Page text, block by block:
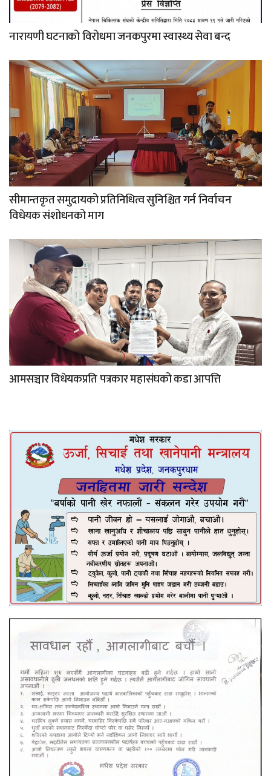
नारायणी घटनाको विरोधमा जनकपुरमा स्वास्थ्य सेवा बन्द
सीमान्तकृत समुदायको प्रतिनिधित्व सुनिश्चित गर्न निर्वाचन
विधेयक संशोधनको माग
आमसञ्चार विधेयकप्रति पत्रकार महासंघको कडा आपत्ति